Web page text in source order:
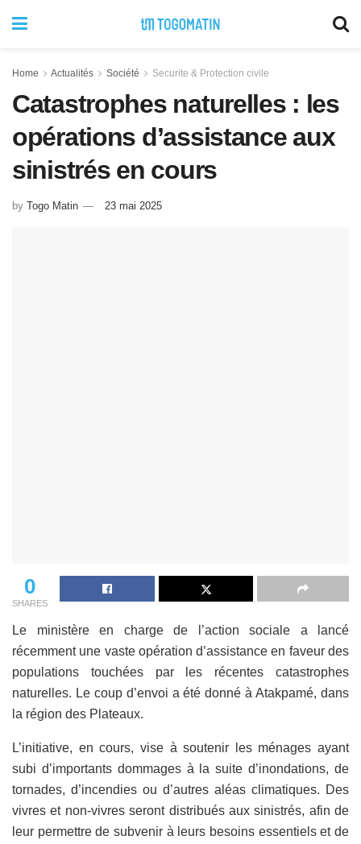
Home Actualités Société Securite & Protection civile
Catastrophes naturelles : les
opérations d’assistance aux
sinistrés en cours
by Togo Matin 23 mai 2025
0
SHARES
Le ministère en charge de l’action sociale a lancé
récemment une vaste opération d’assistance en faveur des
populations touchées par les récentes catastrophes
naturelles. Le coup d’envoi a été donné à Atakpamé, dans
la région des Plateaux.
L’initiative, en cours, vise à soutenir les ménages ayant
subi d’importants dommages à la suite d’inondations, de
tornades, d’incendies ou d’autres aléas climatiques. Des
vivres et non-vivres seront distribués aux sinistrés, afin de
leur permettre de subvenir à leurs besoins essentiels et de